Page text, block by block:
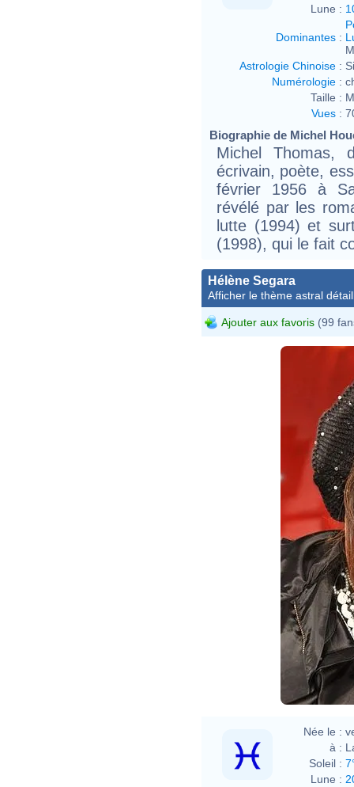
Lune :
Dominantes :
Astrologie Chinoise :
Numérologie :
Taille :
Vues :
Biographie de Michel
Michel Thomas,
écrivain, poète,
février 1956 à
révélé par les
lutte (1994) et
(1998), qui le fait
Hélène Segara
Afficher le thème astral
Ajouter aux favoris (99
Née le :
à :
Soleil :
Lune :